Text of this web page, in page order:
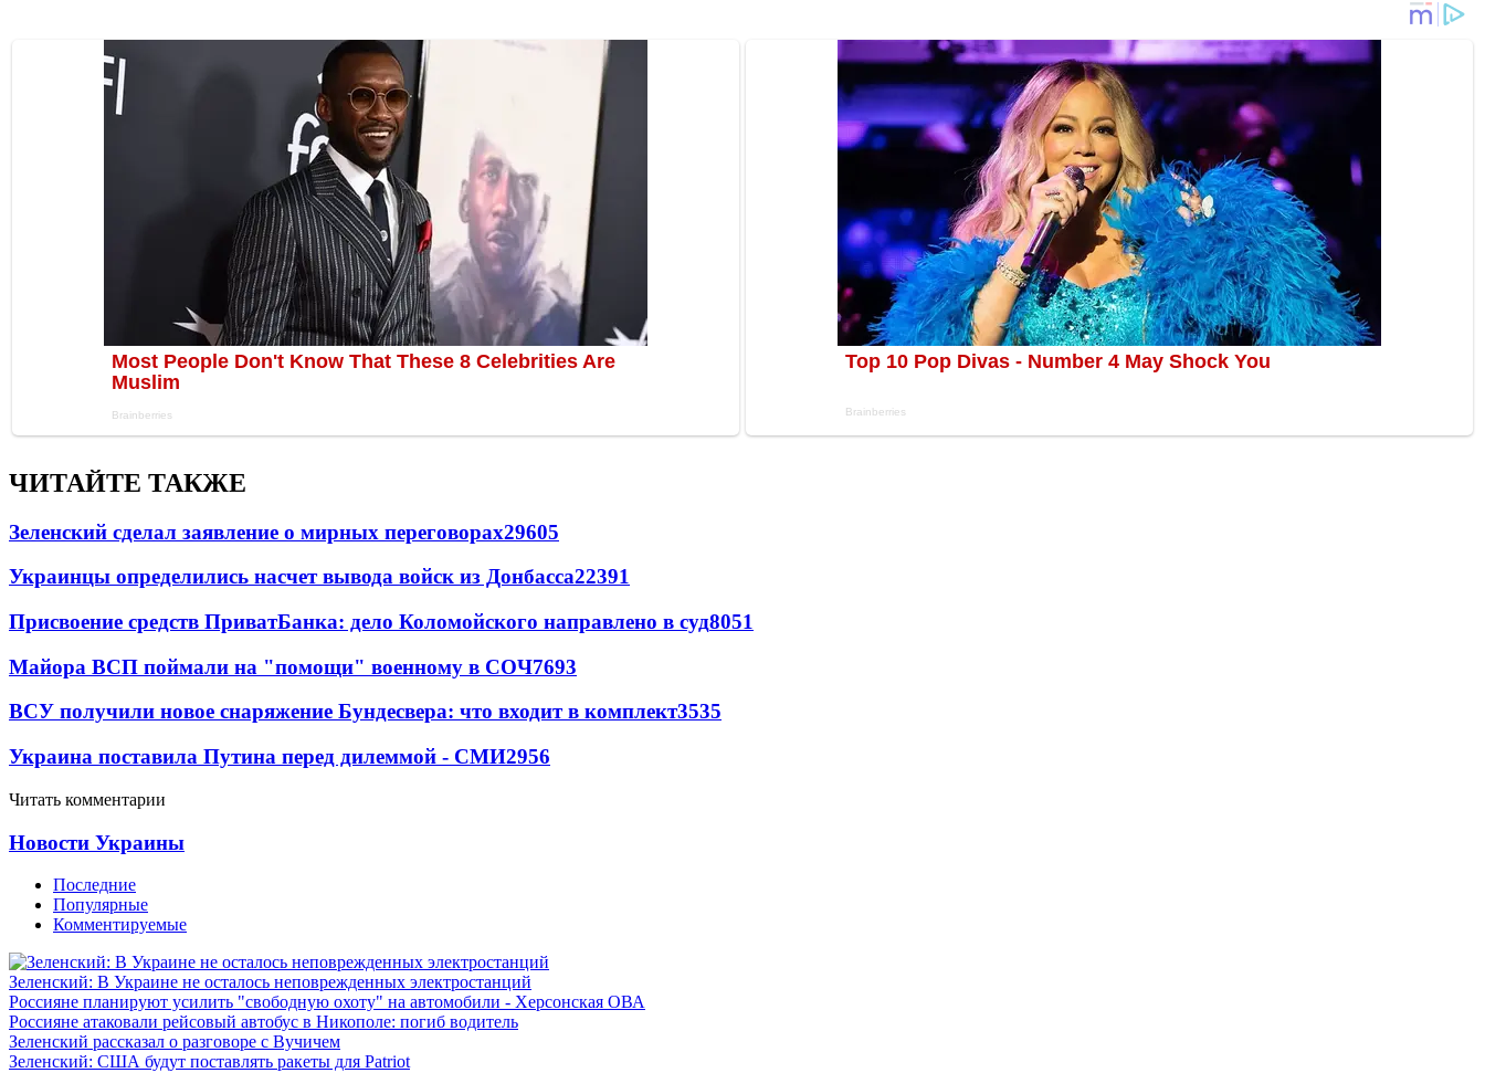
ЧИТАЙТЕ ТАКЖЕ
Зеленский сделал заявление о мирных переговорах29605
Украинцы определились насчет вывода войск из Донбасса22391
Присвоение средств ПриватБанка: дело Коломойского направлено в суд8051
Майора ВСП поймали на "помощи" военному в СОЧ7693
ВСУ получили новое снаряжение Бундесвера: что входит в комплект3535
Украина поставила Путина перед дилеммой - СМИ2956
Читать комментарии
Новости Украины
Последние
Популярные
Комментируемые
Зеленский: В Украине не осталось неповрежденных электростанций
Россияне планируют усилить "свободную охоту" на автомобили - Херсонская ОВА
Россияне атаковали рейсовый автобус в Никополе: погиб водитель
Зеленский рассказал о разговоре с Вучичем
Зеленский: США будут поставлять ракеты для Patriot